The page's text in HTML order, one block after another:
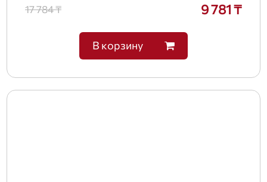
17 784 ₸ 9 781 ₸
В корзину